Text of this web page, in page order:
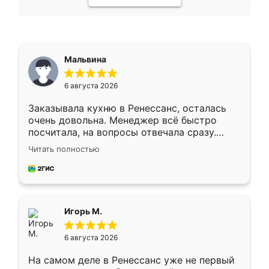
Мальвина
6 августа 2026
Заказывала кухню в Ренессанс, осталась
очень довольна. Менеджер всё быстро
посчитала, на вопросы отвечала сразу.
Замерщик приехал в субботу, подошёл к
делу со всей ответственностью. Собрали
за день, ребята работали аккуратно, даже
Читать полностью
Игорь М.
6 августа 2026
На самом деле в Ренессанс уже не первый